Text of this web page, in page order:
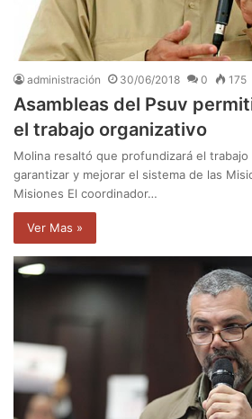
administración 30/06/2018 0 175
Asambleas del Psuv
el trabajo organizativo
Molina resaltó que profundizará el
garantizar y mejorar el sistema de las
Misiones El coordinador…
Ver Mas »